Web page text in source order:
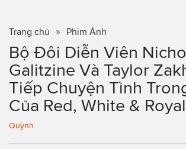
Trang chủ Phim Ảnh
Bộ Đôi Diễn Viên
Galitzine Và Taylor
Tiếp Chuyện Tình
Của Red, White &
Quỳnh